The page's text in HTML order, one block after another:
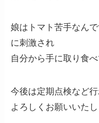
娘はトマト苦手なん
に刺激され
自分から手に取り食
今後は定期点検など
よろしくお願いいたし